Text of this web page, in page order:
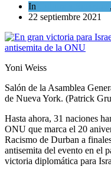
In ,
22 septiembre 2021
Yoni Weiss
Salón de la Asamblea
de Nueva York. (Patrick
Hasta ahora, 31 naciones
ONU que marca el 20
Racismo de Durban a
antisemita del evento en el
victoria diplomática para